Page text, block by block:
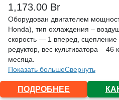
1,173.00 Br
Оборудован двигателем
Honda), тип охлаждения –
скорость — 1 вперед,
редуктор, вес культиватора – 46
месяца.
Показать большеСвернуть
ПОДРОБНЕЕ